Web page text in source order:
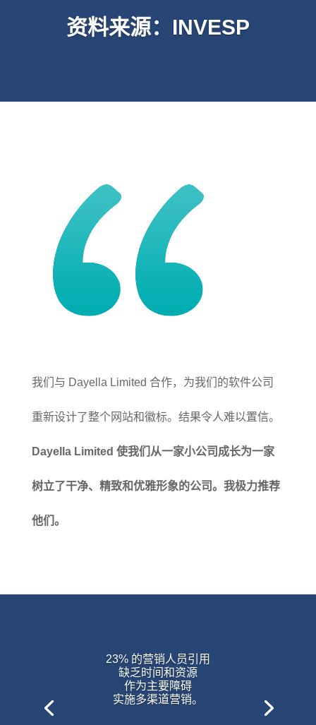
资料来源：INVESP
我们与 Dayella Limited 合作，为我们的软件公司
重新设计了整个网站和徽标。结果令人难以置信。
Dayella Limited 使我们从一家小公司成长为一家
树立了干净、精致和优雅形象的公司。我极力推荐
他们。
23% 的营销人员引用
缺乏时间和资源
作为主要障碍
实施多渠道营销。